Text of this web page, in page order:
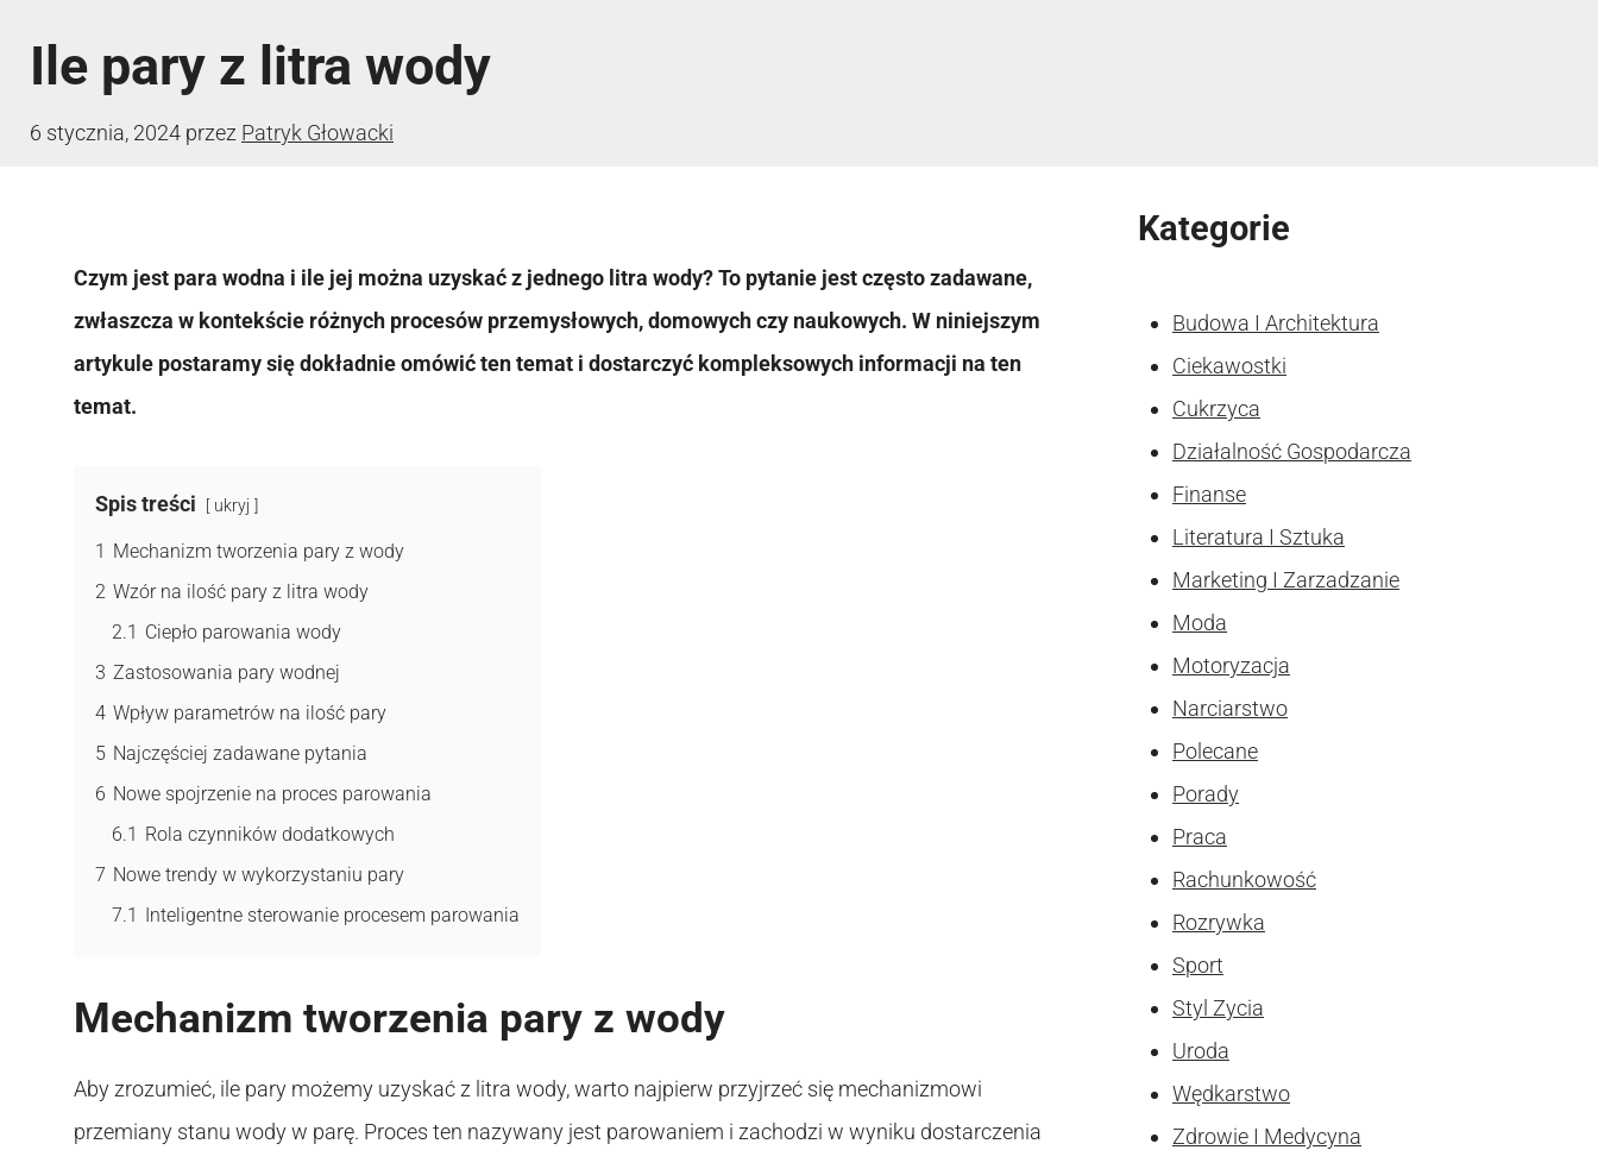
Ile pary z litra wody
6 stycznia, 2024 przez Patryk Głowacki
Czym jest para wodna i ile jej można uzyskać z jednego litra wody? To pytanie jest często zadawane,
zwłaszcza w kontekście różnych procesów przemysłowych, domowych czy naukowych. W niniejszym
artykule postaramy się dokładnie omówić ten temat i dostarczyć kompleksowych informacji na ten
temat.
Spis treści ukryj
1 Mechanizm tworzenia pary z wody
2 Wzór na ilość pary z litra wody
2.1 Ciepło parowania wody
3 Zastosowania pary wodnej
4 Wpływ parametrów na ilość pary
5 Najczęściej zadawane pytania
6 Nowe spojrzenie na proces parowania
6.1 Rola czynników dodatkowych
7 Nowe trendy w wykorzystaniu pary
7.1 Inteligentne sterowanie procesem parowania
Mechanizm tworzenia pary z wody
Aby zrozumieć, ile pary możemy uzyskać z litra wody, warto najpierw przyjrzeć się mechanizmowi
przemiany stanu wody w parę. Proces ten nazywany jest parowaniem i zachodzi w wyniku dostarczenia
Kategorie
Budowa I Architektura
Ciekawostki
Cukrzyca
Działalność Gospodarcza
Finanse
Literatura I Sztuka
Marketing I Zarzadzanie
Moda
Motoryzacja
Narciarstwo
Polecane
Porady
Praca
Rachunkowość
Rozrywka
Sport
Styl Zycia
Uroda
Wędkarstwo
Zdrowie I Medycyna